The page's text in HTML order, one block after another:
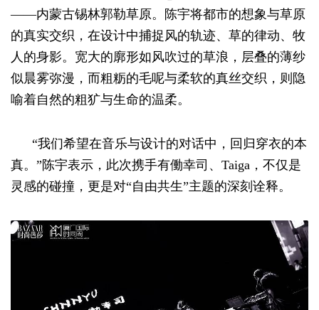
——内蒙古锡林郭勒草原。陈宇将都市的想象与草原
的真实交织，在设计中捕捉风的轨迹、草的律动、牧
人的身影。宽大的廓形如风吹过的草浪，层叠的薄纱
似晨雾弥漫，而粗粝的毛呢与柔软的真丝交织，则隐
喻着自然的粗犷与生命的温柔。
“我们希望在音乐与设计的对话中，回归穿衣的本
真。”陈宇表示，此次携手有働幸司、Taiga，不仅是
灵感的碰撞，更是对“自由共生”主题的深刻诠释。